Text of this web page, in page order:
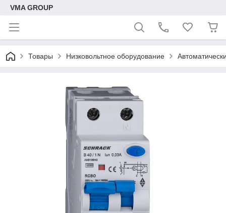
VMA GROUP
Товары Низковольтное оборудование